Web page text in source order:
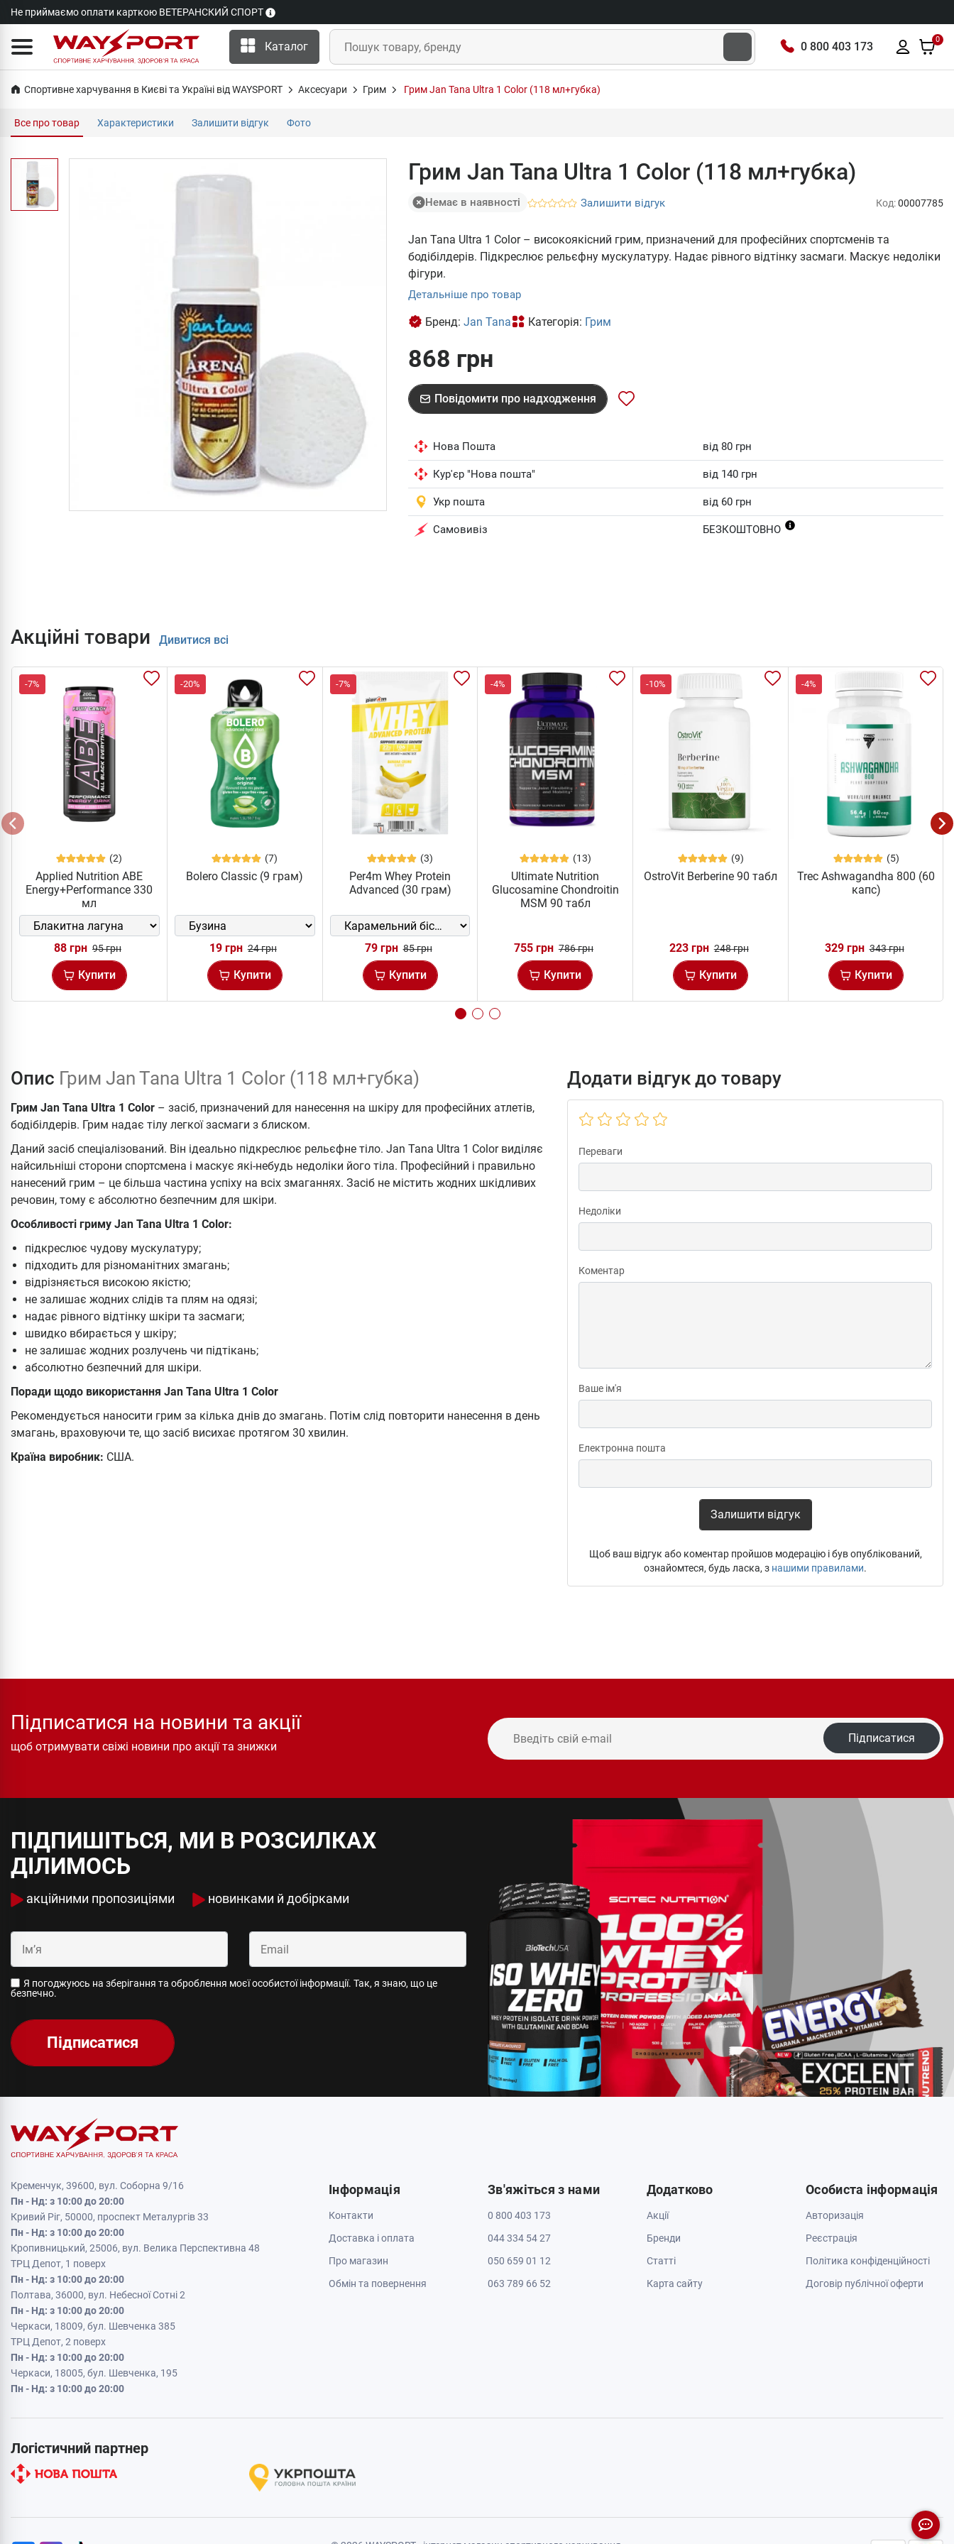
Не приймаємо оплати карткою ВЕТЕРАНСКИЙ СПОРТ
Каталог 0 800 403 173
0
Спортивне харчування в Києві та Україні від WAYSPORT Аксесуари Грим Грим Jan Tana Ultra 1 Color (118 мл+губка)
Все про товар Характеристики Залишити відгук Фото
Грим Jan Tana Ultra 1 Color (118 мл+губка)
Немає в наявності Залишити відгук Код:00007785
Jan Tana Ultra 1 Color – високоякісний грим, призначений для професійних спортсменів та
бодібілдерів. Підкреслює рельєфну мускулатуру. Надає рівного відтінку засмаги. Маскує недоліки
фігури.
Детальніше про товар
Бренд: Jan Tana Категорія: Грим
868 грн
Повідомити про надходження
Нова Пошта від 80 грн
Кур'єр "Нова пошта" від 140 грн
Укр пошта від 60 грн
Самовивіз БЕЗКОШТОВНО
Акційні товари Дивитися всі
-7%
(2)
Applied Nutrition ABE
Energy+Performance 330
мл
88 грн 95 грн
Купити
-20%
(7)
Bolero Classic (9 грам)
19 грн 24 грн
Купити
-7%
(3)
Per4m Whey Protein
Advanced (30 грам)
79 грн 85 грн
Купити
-4%
(13)
Ultimate Nutrition
Glucosamine Chondroitin
MSM 90 табл
755 грн 786 грн
Купити
-10%
(9)
OstroVit Berberine 90 табл
223 грн 248 грн
Купити
-4%
(5)
Trec Ashwagandha 800 (60
капс)
329 грн 343 грн
Купити
Опис Грим Jan Tana Ultra 1 Color (118 мл+губка)
Грим Jan Tana Ultra 1 Color – засіб, призначений для нанесення на шкіру для професійних атлетів,
бодібілдерів. Грим надає тілу легкої засмаги з блиском.
Даний засіб спеціалізований. Він ідеально підкреслює рельєфне тіло. Jan Tana Ultra 1 Color виділяє
найсильніші сторони спортсмена і маскує які-небудь недоліки його тіла. Професійний і правильно
нанесений грим – це більша частина успіху на всіх змаганнях. Засіб не містить жодних шкідливих
речовин, тому є абсолютно безпечним для шкіри.
Особливості гриму Jan Tana Ultra 1 Color:
підкреслює чудову мускулатуру;
підходить для різноманітних змагань;
відрізняється високою якістю;
не залишає жодних слідів та плям на одязі;
надає рівного відтінку шкіри та засмаги;
швидко вбирається у шкіру;
не залишає жодних розлучень чи підтікань;
абсолютно безпечний для шкіри.
Поради щодо використання Jan Tana Ultra 1 Color
Рекомендується наносити грим за кілька днів до змагань. Потім слід повторити нанесення в день
змагань, враховуючи те, що засіб висихає протягом 30 хвилин.
Країна виробник: США.
Додати відгук до товару
Переваги
Недоліки
Коментар
Ваше ім'я
Електронна пошта
Залишити відгук
Щоб ваш відгук або коментар пройшов модерацію і був опублікований,
ознайомтеся, будь ласка, з нашими правилами.
Підписатися на новини та акції
щоб отримувати свіжі новини про акції та знижки
Підписатися
ПІДПИШІТЬСЯ, МИ В РОЗСИЛКАХ
ДІЛИМОСЬ
акційними пропозиціями новинками й добірками
Я погоджуюсь на зберігання та оброблення моєї особистої інформації. Так, я знаю, що це
безпечно.
Підписатися
Кременчук, 39600, вул. Соборна 9/16
Пн - Нд: з 10:00 до 20:00
Кривий Ріг, 50000, проспект Металургів 33
Пн - Нд: з 10:00 до 20:00
Кропивницький, 25006, вул. Велика Перспективна 48
ТРЦ Депот, 1 поверх
Пн - Нд: з 10:00 до 20:00
Полтава, 36000, вул. Небесної Сотні 2
Пн - Нд: з 10:00 до 20:00
Черкаси, 18009, бул. Шевченка 385
ТРЦ Депот, 2 поверх
Пн - Нд: з 10:00 до 20:00
Черкаси, 18005, бул. Шевченка, 195
Пн - Нд: з 10:00 до 20:00
Інформація
Контакти
Доставка і оплата
Про магазин
Обмін та повернення
Зв'яжіться з нами
0 800 403 173
044 334 54 27
050 659 01 12
063 789 66 52
Додатково
Акції
Бренди
Cтатті
Карта сайту
Особиста інформація
Авторизація
Реєстрація
Політика конфіденційності
Договір публічної оферти
Логістичний партнер